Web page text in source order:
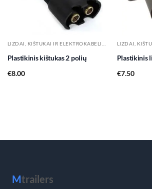
Plastikinis kištukas 2 polių
€8.00
Plastikinis
€7.50
Mtrailers